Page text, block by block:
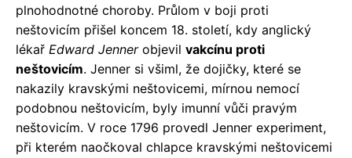
plnohodnotné choroby. Průlom v boji proti
neštovicím přišel koncem 18. století, kdy anglický
lékař Edward Jennerobjevil vakcínu proti
neštovicím. Jenner si všiml, že dojičky, které se
nakazily kravskými neštovicemi, mírnou nemocí
podobnou neštovicím, byly imunní vůči pravým
neštovicím. V roce 1796 provedl Jenner experiment,
při kterém naočkoval chlapce kravskými neštovicemi